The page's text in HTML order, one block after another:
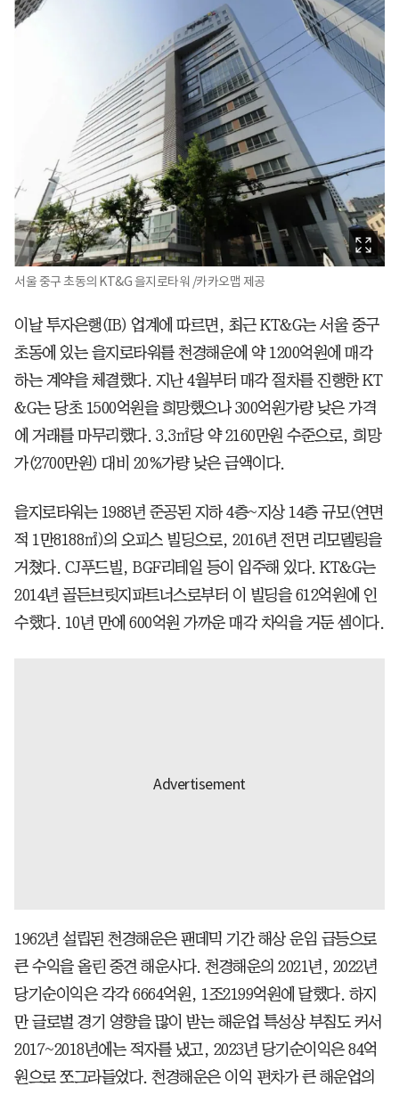
서울 중구 초동의 KT&G 을지로타워 /카카오맵 제공
이날 투자은행(IB) 업계에 따르면, 최근 KT&G는 서울 중구
초동에 있는 을지로타워를 천경해운에 약 1200억원에 매각
하는 계약을 체결했다. 지난 4월부터 매각 절차를 진행한 KT
&G는 당초 1500억원을 희망했으나 300억원가량 낮은 가격
에 거래를 마무리했다. 3.3㎡당 약 2160만원 수준으로, 희망
가(2700만원) 대비 20%가량 낮은 금액이다.
을지로타워는 1988년 준공된 지하 4층~지상 14층 규모(연면
적 1만8188㎡)의 오피스 빌딩으로, 2016년 전면 리모델링을
거쳤다. CJ푸드빌, BGF리테일 등이 입주해 있다. KT&G는
2014년 골든브릿지파트너스로부터 이 빌딩을 612억원에 인
수했다. 10년 만에 600억원 가까운 매각 차익을 거둔 셈이다.
1962년 설립된 천경해운은 팬데믹 기간 해상 운임 급등으로
큰 수익을 올린 중견 해운사다. 천경해운의 2021년, 2022년
당기순이익은 각각 6664억원, 1조2199억원에 달했다. 하지
만 글로벌 경기 영향을 많이 받는 해운업 특성상 부침도 커서
2017~2018년에는 적자를 냈고, 2023년 당기순이익은 84억
원으로 쪼그라들었다. 천경해운은 이익 편차가 큰 해운업의